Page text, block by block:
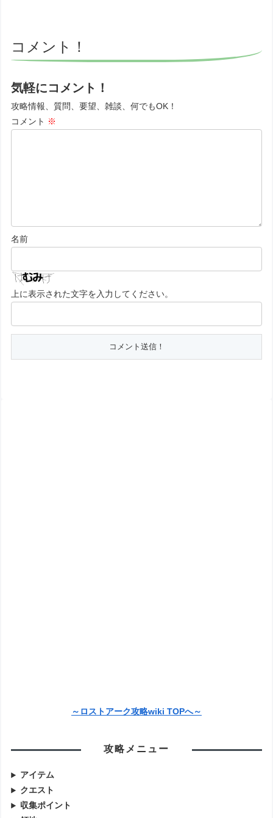
コメント！
気軽にコメント！
攻略情報、質問、要望、雑談、何でもOK！
コメント ※
名前
上に表示された文字を入力してください。
～ロストアーク攻略wiki TOPへ～
攻略メニュー
アイテム
クエスト
収集ポイント